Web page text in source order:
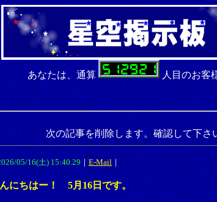
あなたは、通算
人目のお客
次の記事を削除します。確認して下さ
05/16(土) 15:40.29｜E-Mail｜
にちはー！ 5月16日です。